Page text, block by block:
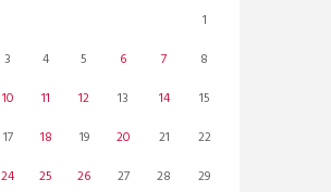
1
3 4 5 6 7
8
10 11 12 13 14
15
17 18 19 20 21
22
24 25 26 27 28 29